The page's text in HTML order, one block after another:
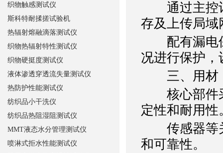
通过主控计
存及上传局域
配有漏电保
况进行保护，
三、用材
核心部件采
定性和耐用性
传感器等关
和可靠性。
织物触感测试仪
斯科特耐揉搓试验机
热辐射熔融滴落测试仪
织物热辐射特性测试仪
织物硬挺度测试仪
液体渗透穿透流失量测试仪
热防护性能测试仪
纺织品小干洗仪
纺织品热阻湿阻测试仪
MMT液态水分管理测试仪
喷淋式拒水性能测试仪